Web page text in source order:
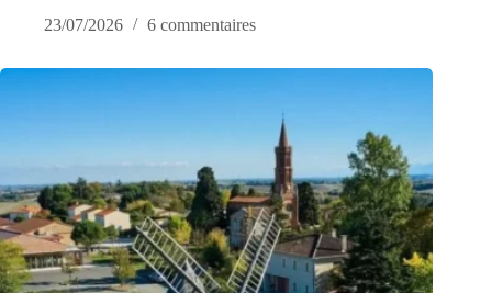
23/07/2026
6 commentaires